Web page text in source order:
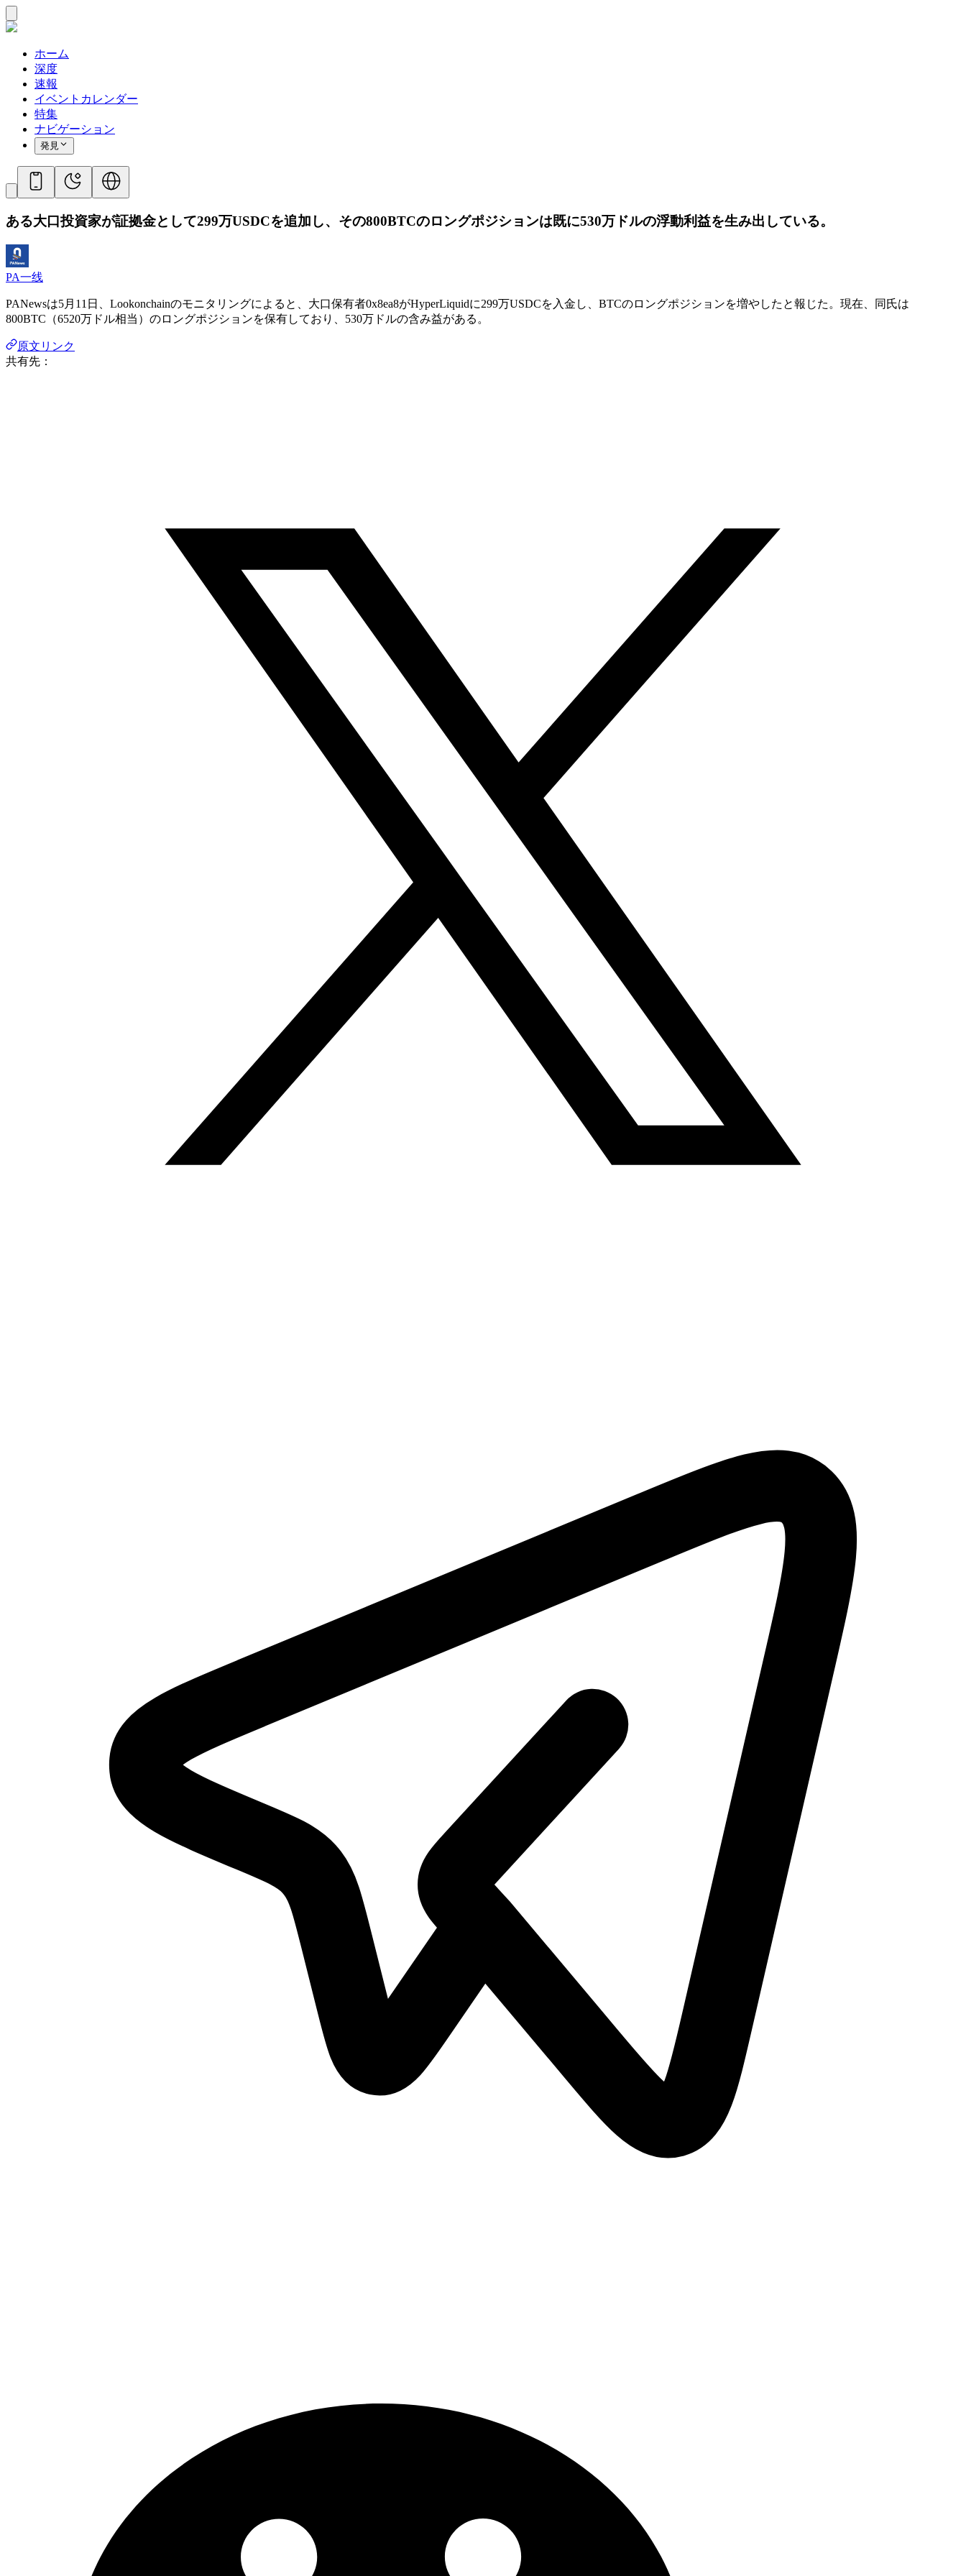
ホーム
深度
速報
イベントカレンダー
特集
ナビゲーション
発見
ある大口投資家が証拠金として299万USDCを追加し、その800BTCのロングポジションは既に530万ドルの浮動利益を生み出している。
PA一线
PANewsは5月11日、Lookonchainのモニタリングによると、大口保有者0x8ea8がHyperLiquidに299万USDCを入金し、BTCのロングポジションを増やしたと報じた。現在、同氏は
800BTC（6520万ドル相当）のロングポジションを保有しており、530万ドルの含み益がある。
原文リンク
共有先：